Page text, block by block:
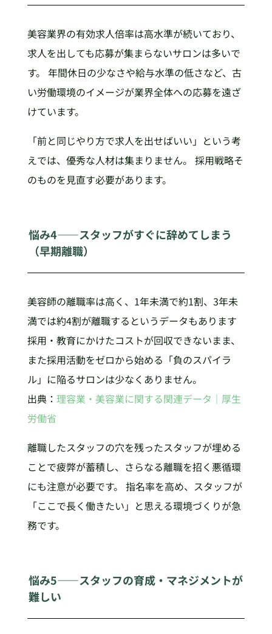
美容業界の有効求人倍率は高水準が続いており、
求人を出しても応募が集まらないサロンは多いで
す。 年間休日の少なさや給与水準の低さなど、古
い労働環境のイメージが業界全体への応募を遠ざ
けています。
「前と同じやり方で求人を出せばいい」という考
えでは、優秀な人材は集まりません。 採用戦略そ
のものを見直す必要があります。
悩み4——スタッフがすぐに辞めてしまう
（早期離職）
美容師の離職率は高く、1年未満で約1割、3年未
満では約4割が離職するというデータもあります
採用・教育にかけたコストが回収できないまま、
また採用活動をゼロから始める「負のスパイラ
ル」に陥るサロンは少なくありません。
出典： 理容業・美容業に関する関連データ｜厚生
労働省
離職したスタッフの穴を残ったスタッフが埋める
ことで疲弊が蓄積し、さらなる離職を招く悪循環
にも注意が必要です。 指名率を高め、スタッフが
「ここで長く働きたい」と思える環境づくりが急
務です。
悩み5——スタッフの育成・マネジメントが
難しい